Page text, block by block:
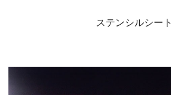
ステンシルシート